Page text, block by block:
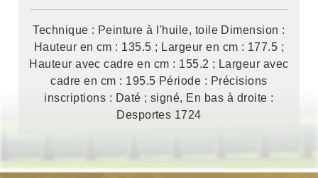
Technique : Peinture à l'huile, toile Dimension :
Hauteur en cm : 135.5 ; Largeur en cm : 177.5 ;
Hauteur avec cadre en cm : 155.2 ; Largeur avec
cadre en cm : 195.5 Période : Précisions
inscriptions : Daté ; signé, En bas à droite :
Desportes 1724